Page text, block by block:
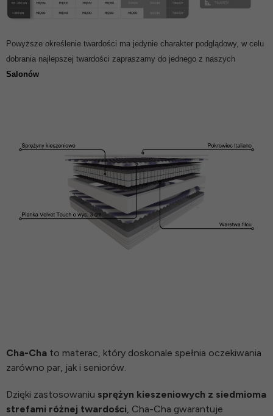
Powyższe określenie twardości ma jedynie charakter podglądowy, w celu
dobrania najlepszej twardości zapraszamy do jednego z naszych
Salonów
Cha-Cha to materac, który doskonale spełnia oczekiwania
zarówno par, jak i seniorów.
Dzięki zastosowaniu sprężyn kieszeniowych z siedmioma
strefami różnej twardości, Cha-Cha gwarantuje